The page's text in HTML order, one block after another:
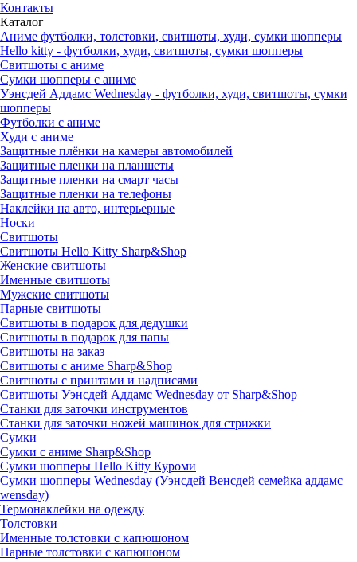
Контакты
Каталог
Аниме футболки, толстовки, свитшоты, худи, сумки шопперы
Hello kitty - футболки, худи, свитшоты, сумки шопперы
Свитшоты с аниме
Сумки шопперы с аниме
Уэнсдей Аддамс Wednesday - футболки, худи, свитшоты, сумки
шопперы
Футболки с аниме
Худи с аниме
Защитные плёнки на камеры автомобилей
Защитные пленки на планшеты
Защитные пленки на смарт часы
Защитные пленки на телефоны
Наклейки на авто, интерьерные
Носки
Свитшоты
Cвитшоты Hello Kitty Sharp&Shop
Женские свитшоты
Именные свитшоты
Мужские свитшоты
Парные свитшоты
Свитшоты в подарок для дедушки
Свитшоты в подарок для папы
Свитшоты на заказ
Свитшоты с аниме Sharp&Shop
Свитшоты с принтами и надписями
Свитшоты Уэнсдей Аддамс Wednesday от Sharp&Shop
Станки для заточки инструментов
Станки для заточки ножей машинок для стрижки
Сумки
Сумки с аниме Sharp&Shop
Сумки шопперы Hello Kitty Куроми
Сумки шопперы Wednesday (Уэнсдей Венсдей семейка аддамс
wensday)
Термонаклейки на одежду
Толстовки
Именные толстовки с капюшоном
Парные толстовки с капюшоном